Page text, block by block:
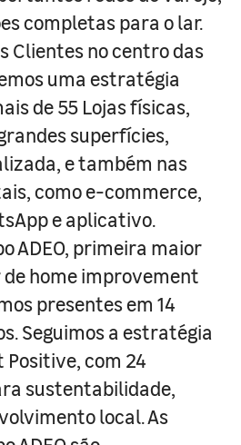
completas para o lar.
Clientes no centro das
uma estratégia
de 55 Lojas físicas,
superfícies,
e também nas
como e-commerce,
e aplicativo.
ADEO, primeira maior
home improvement
presentes em 14
Seguimos a estratégia
com 24
sustentabilidade,
local. As